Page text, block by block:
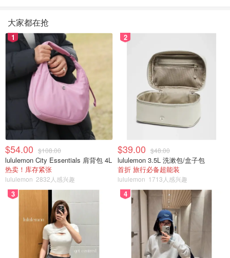
大家都在抢
1
$54.00 $108.00
lululemon City Essentials 肩背包 4L
热卖！库存紧张
lululemon 2832人感兴趣
2
$39.00 $48.00
lululemon 3.5L 洗漱包/盒子包
首折 旅行必备超能装
lululemon 1713人感兴趣
3 4